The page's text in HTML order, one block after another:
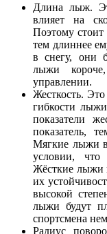
Длина лыж.
влияет на
Поэтому стоит
тем длиннее
в снегу, они
лыжи
управлении.
Жесткость.
гибкости
показатели
показатель,
Мягкие лыжи
условии,
Жёсткие лыжи
их
высокой
лыжи будут
спортсмена
Радиус